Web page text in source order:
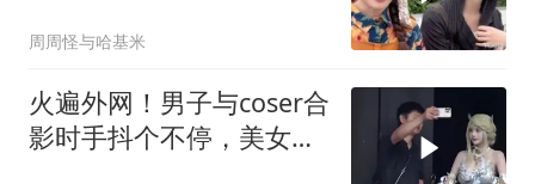
周周怪与哈基米
火遍外网！男子与coser合
影时手抖个不停，美女做